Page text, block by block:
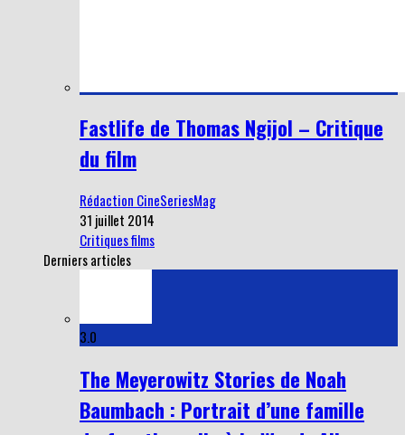
Fastlife de Thomas Ngijol – Critique
du film
Rédaction CineSeriesMag
31 juillet 2014
Critiques films
Derniers articles
3.0
The Meyerowitz Stories de Noah
Baumbach : Portrait d’une famille